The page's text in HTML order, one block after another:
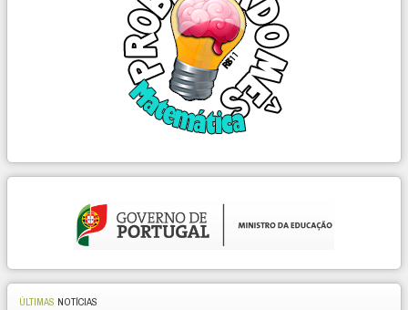
ÚLTIMAS NOTÍCIAS